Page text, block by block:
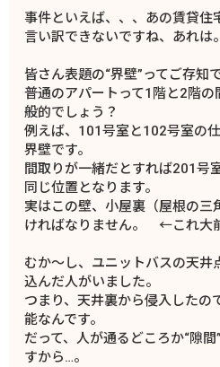
事件といえば、、、あの賃貸住
言い訳できないですね、あれは。
皆さん表題の“界壁”ってご存知
普通のアパートって1階と2階
般的でしょう？
例えば、101号室と102号室の
界壁です。
間取りが一緒だとすれば201号
同じ位置となります。
実はこの壁、小屋裏（屋根の三
ければなりません。 ←これ大
むか～し、ユニットバスの天井
込んだ人がいました。
つまり、天井裏から侵入したの
能なんです。
だって、人が通るどころか“隙
すから…。